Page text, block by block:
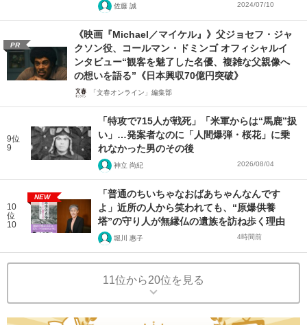
佐藤 誠 2024/07/10
PR
《映画『Michael／マイケル』》父ジョセフ・ジャ
クソン役、コールマン・ドミンゴ オフィシャルイ
ンタビュー“観客を魅了した名優、複雑な父親像へ
の想いを語る”《日本興収70億円突破》
「文春オンライン」編集部
9位
9
「特攻で715人が戦死」「米軍からは“馬鹿”扱
い」…発案者なのに「人間爆弾・桜花」に乗
れなかった男のその後
神立 尚紀 2026/08/04
10
位
10
NEW
「普通のちいちゃなおばあちゃんなんです
よ」近所の人から笑われても、“原爆供養
塔”の守り人が無縁仏の遺族を訪ね歩く理由
堀川 惠子 4時間前
11位から20位を見る